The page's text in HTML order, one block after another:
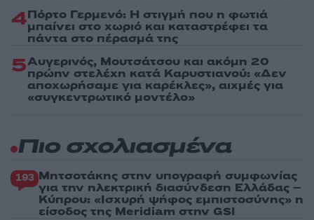
4Πόρτο Γερμενό: Η στιγμή που η φωτιά
μπαίνει στο χωριό και καταστρέφει τα
πάντα στο πέρασμά της
5Αυγερινός, Μουτσάτσου και ακόμη 20
πρώην στελέχη κατά Καρυστιανού: «Δεν
αποχωρήσαμε για καρέκλες», αιχμές για
«συγκεντρωτικό μοντέλο»
Πιο σχολιασμένα
193 Μητσοτάκης στην υπογραφή συμφωνίας
για την ηλεκτρική διασύνδεση Ελλάδας –
Κύπρου: «Ισχυρή ψήφος εμπιστοσύνης» η
είσοδος της Meridiam στην GSI